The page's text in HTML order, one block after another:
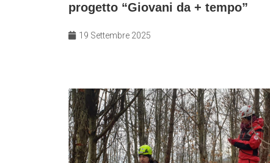
progetto “Giovani da + tempo”
19 Settembre 2025